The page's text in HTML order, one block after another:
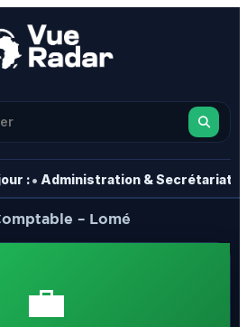
:• Administration & Secrétariat
– Lomé
💼